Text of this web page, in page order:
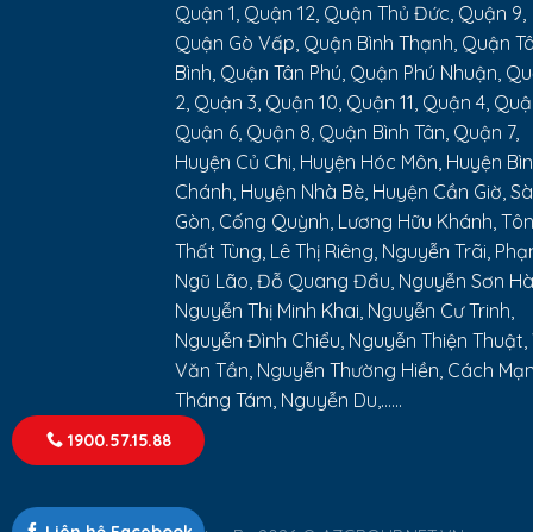
Quận 1, Quận 12, Quận Thủ Đức, Quận 9,
Quận Gò Vấp, Quận Bình Thạnh, Quận
Bình, Quận Tân Phú, Quận Phú Nhuận,
2, Quận 3, Quận 10, Quận 11, Quận 4,
Quận 6, Quận 8, Quận Bình Tân, Quận 7,
Huyện Củ Chi, Huyện Hóc Môn, Huyện
Chánh, Huyện Nhà Bè, Huyện Cần Giờ,
Gòn, Cống Quỳnh, Lương Hữu Khánh, Tôn
Thất Tùng, Lê Thị Riêng, Nguyễn Trãi,
Ngũ Lão, Đỗ Quang Đẩu, Nguyễn Sơn
Nguyễn Thị Minh Khai, Nguyễn Cư Trinh,
Nguyễn Đình Chiểu, Nguyễn Thiện Thuật,
Văn Tần, Nguyễn Thường Hiền, Cách
Tháng Tám, Nguyễn Du,......
1900.57.15.88